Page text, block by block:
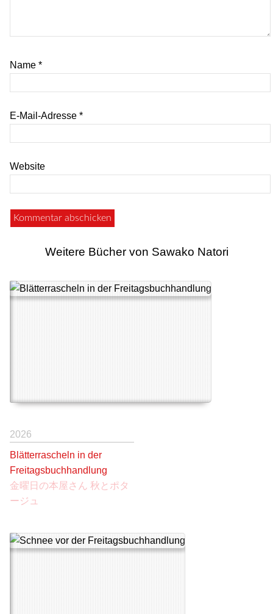
Name *
E-Mail-Adresse *
Website
Weitere Bücher von Sawako Natori
2026
Blätterrascheln in der
Freitagsbuchhandlung
金曜日の本屋さん 秋とポタ
ージュ